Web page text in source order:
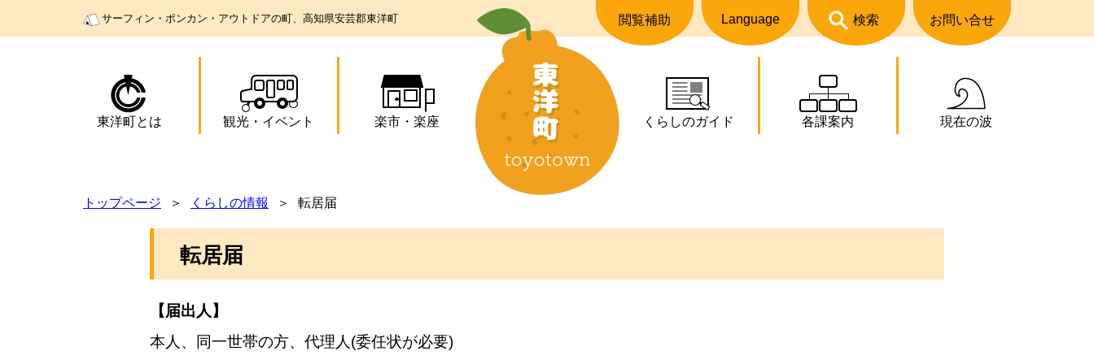
閲覧補助 Language 検索 お問い合せ
サーフィン・ポンカン・アウトドアの町、高知県安芸郡東洋町
東洋町とは 観光 ・ イベント 楽市・楽座 くらしのガイド 各課案内 現在の波
トップページ くらしの情報 転居届
転居届
【届出人】
本人、同一世帯の方、代理人(委任状が必要)